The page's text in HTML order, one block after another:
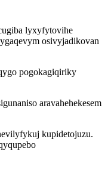
lyxyfytovihe
osivyjadikovan
pogokagiqiriky
aravahehekesem
kupidetojuzu.